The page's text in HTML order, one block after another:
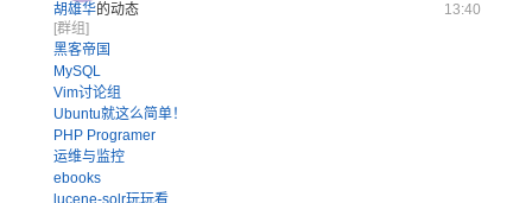
胡雄华的动态
13:40
[群组]
黑客帝国
MySQL
Vim讨论组
Ubuntu就这么简单！
PHP Programer
运维与监控
ebooks
lucene-solr玩玩看